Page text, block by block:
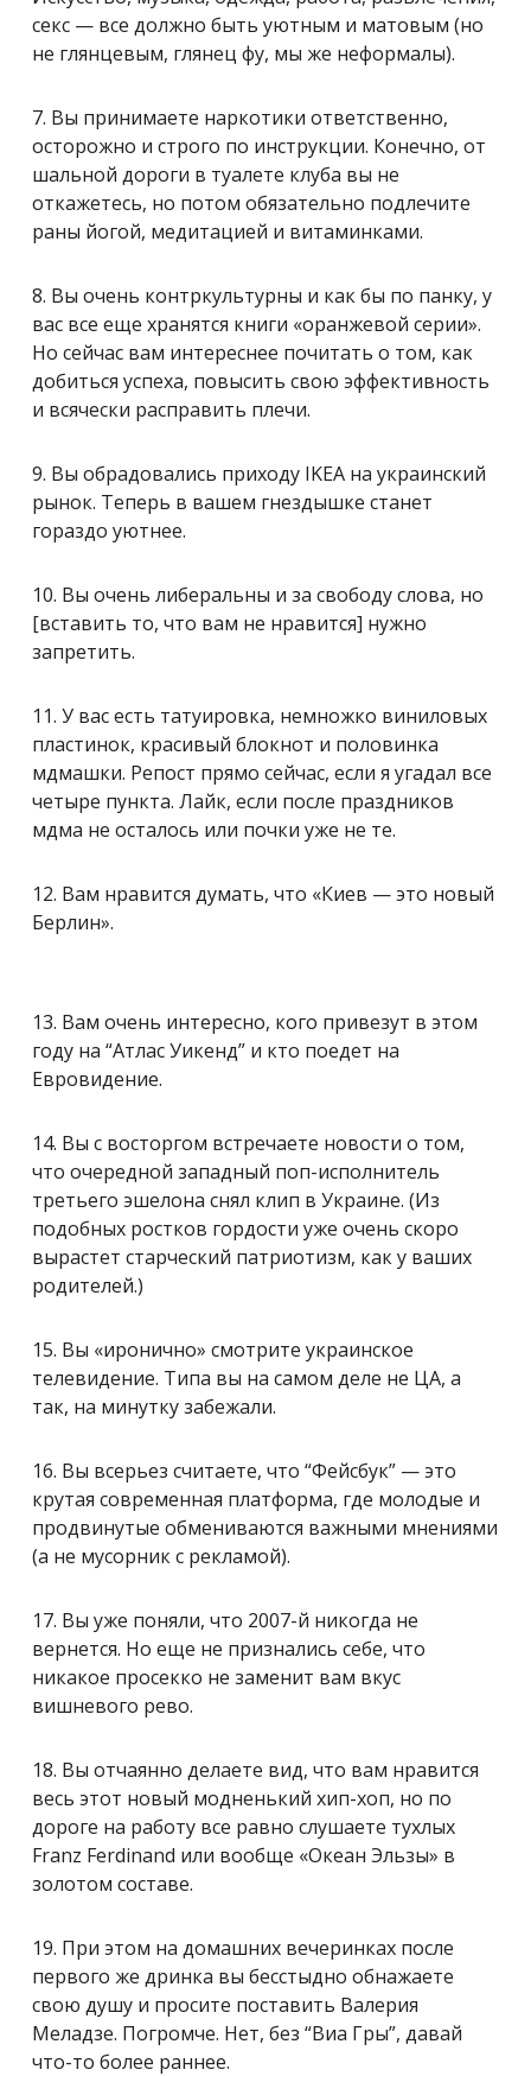
секс — все должно быть уютным и матовым (но
не глянцевым, глянец фу, мы же неформалы).
7. Вы принимаете наркотики ответственно,
осторожно и строго по инструкции. Конечно, от
шальной дороги в туалете клуба вы не
откажетесь, но потом обязательно подлечите
раны йогой, медитацией и витаминками.
8. Вы очень контркультурны и как бы по панку, у
вас все еще хранятся книги «оранжевой серии».
Но сейчас вам интереснее почитать о том, как
добиться успеха, повысить свою эффективность
и всячески расправить плечи.
9. Вы обрадовались приходу IKEA на украинский
рынок. Теперь в вашем гнездышке станет
гораздо уютнее.
10. Вы очень либеральны и за свободу слова, но
[вставить то, что вам не нравится] нужно
запретить.
11. У вас есть татуировка, немножко виниловых
пластинок, красивый блокнот и половинка
мдмашки. Репост прямо сейчас, если я угадал все
четыре пункта. Лайк, если после праздников
мдма не осталось или почки уже не те.
12. Вам нравится думать, что «Киев — это новый
Берлин».
13. Вам очень интересно, кого привезут в этом
году на “Атлас Уикенд” и кто поедет на
Евровидение.
14. Вы с восторгом встречаете новости о том,
что очередной западный поп-исполнитель
третьего эшелона снял клип в Украине. (Из
подобных ростков гордости уже очень скоро
вырастет старческий патриотизм, как у ваших
родителей.)
15. Вы «иронично» смотрите украинское
телевидение. Типа вы на самом деле не ЦА, а
так, на минутку забежали.
16. Вы всерьез считаете, что “Фейсбук” — это
крутая современная платформа, где молодые и
продвинутые обмениваются важными мнениями
(а не мусорник с рекламой).
17. Вы уже поняли, что 2007-й никогда не
вернется. Но еще не признались себе, что
никакое просекко не заменит вам вкус
вишневого рево.
18. Вы отчаянно делаете вид, что вам нравится
весь этот новый модненький хип-хоп, но по
дороге на работу все равно слушаете тухлых
Franz Ferdinand или вообще «Океан Эльзы» в
золотом составе.
19. При этом на домашних вечеринках после
первого же дринка вы бесстыдно обнажаете
свою душу и просите поставить Валерия
Меладзе. Погромче. Нет, без “Виа Гры”, давай
что-то более раннее.